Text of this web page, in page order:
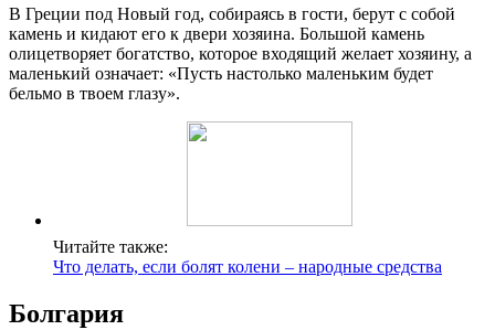
В Греции под Новый год, собираясь в гости, берут с собой
камень и кидают его к двери хозяина. Большой камень
олицетворяет богатство, которое входящий желает хозяину, а
маленький означает: «Пусть настолько маленьким будет
бельмо в твоем глазу».
Читайте также:
Что делать, если болят колени – народные средства
Болгария